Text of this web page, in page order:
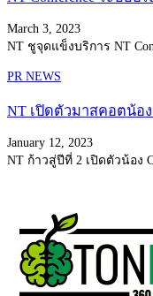
March 3, 2023
NT ชูจุดแข็งบริการ NT
PR NEWS
NT เปิดตัวมาสคอตน้อ
January 12, 2023
NT ก้าวสู่ปีที่ 2 เปิดตัวน้อง